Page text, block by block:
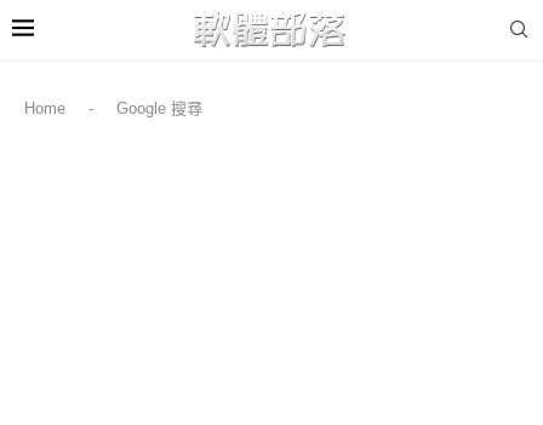
Home - Google 搜尋